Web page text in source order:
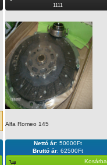
1111
Alfa Romeo 145
Nettó ár: 50000Ft
Bruttó ár: 62500Ft
Kosárba